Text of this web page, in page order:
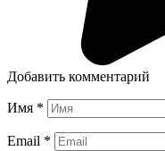
Добавить комментарий
Имя *
Email *